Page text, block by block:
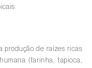
)
produção de raízes ricas
(farinha, tapioca,